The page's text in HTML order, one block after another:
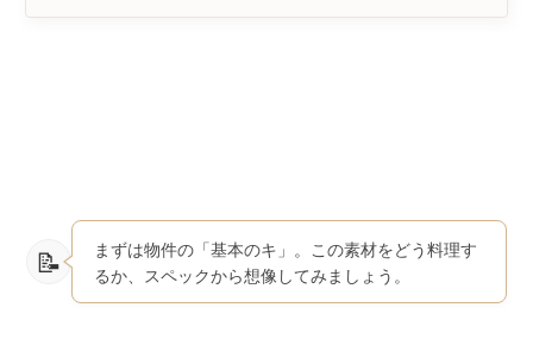
まずは物件の「基本のキ」。この素材をどう料理す
るか、スペックから想像してみましょう。